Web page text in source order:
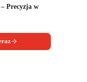
Precyzja w